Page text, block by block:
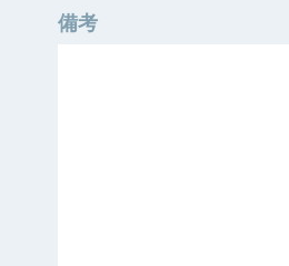
備考